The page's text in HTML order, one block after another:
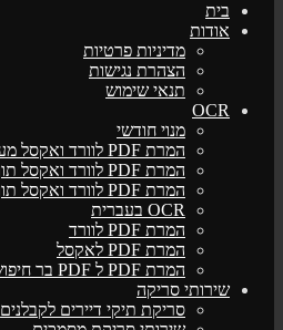
בית
אודות
מדיניות פרטיות
הצהרת נגישות
תנאי שימוש
OCR
מנוי חודשי
המרת PDF לוורד ואקסל מעכשיו לעכשיו
המרת PDF לוורד ואקסל תוך 4 שעות
המרת PDF לוורד ואקסל תוך 24 שעות
OCR בעברית
המרת PDF לוורד
המרת PDF לאקסל
המרת PDF ל PDF בר חיפוש
שירותי סריקה
סריקת תיקי דיירים לקבלנים